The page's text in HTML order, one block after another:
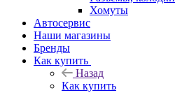
Хомуты
Автосервис
Наши магазины
Бренды
Как купить
Назад
Как купить